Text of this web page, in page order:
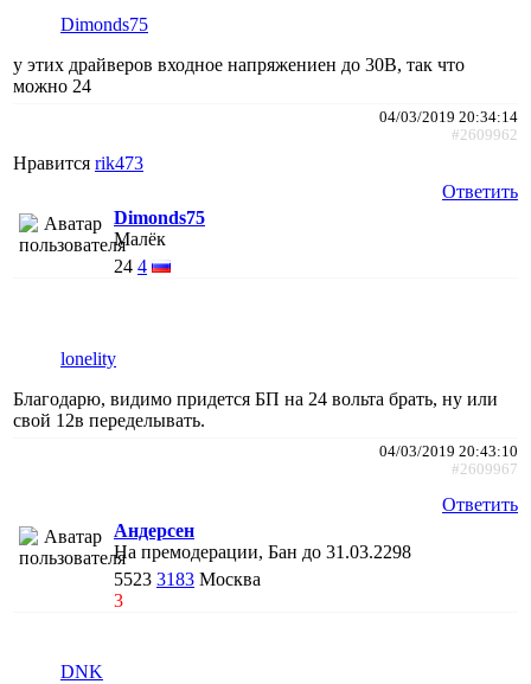
Dimonds75
у этих драйверов входное напряжениен до 30В, так что
можно 24
04/03/2019 20:34:14
#2609962
Нравится rik473
Ответить
Dimonds75
Малёк
24 4
lonelity
Благодарю, видимо придется БП на 24 вольта брать, ну или
свой 12в переделывать.
04/03/2019 20:43:10
#2609967
Ответить
Андерсен
На премодерации, Бан до 31.03.2298
5523 3183 Москва
3
DNK